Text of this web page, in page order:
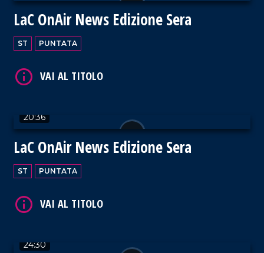
LaC OnAir News Edizione Sera
ST PUNTATA
20:36
LaC OnAir News Edizione Sera
ST PUNTATA
24:30